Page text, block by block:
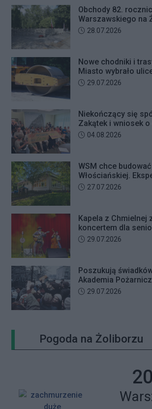
zaniechania
Ficowskiego.
Obchody 82.
Warszawskiego na
Bielanach
Data dodania artykułu:
28.07.2026
Nowe chodniki i
Miasto wybrało
Data dodania artykułu:
29.07.2026
Niekończący się
Zakątek i wniosek o
przewodniczącego
Data dodania artykułu:
04.08.2026
WSM chce
Włościańskiej.
problemy z gruntem
Data dodania artykułu:
27.07.2026
Kapela z Chmielnej
koncertem dla
Data dodania artykułu:
29.07.2026
Poszukują
Akademia
wspomnienia z
Data dodania artykułu:
29.07.2026
Pogoda na Żoliborzu
20